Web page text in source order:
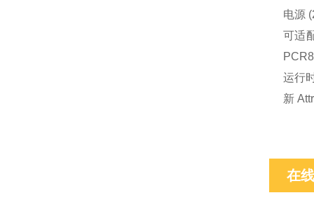
电源
可适
运行
新
在